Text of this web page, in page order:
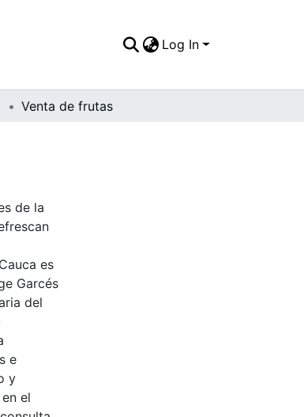
Log In
Venta de frutas
de la
es
Garcés
del
e
y
el